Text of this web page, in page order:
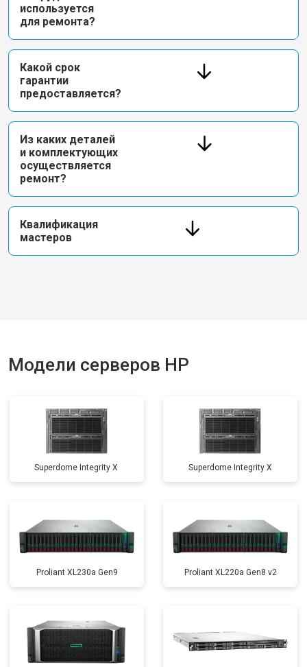
используется
для ремонта?
Какой срок
гарантии
предоставляется?
Из каких деталей
и комплектующих
осуществляется
ремонт?
Квалификация
мастеров
Модели серверов HP
Superdome Integrity Х Superdome Integrity Х
Proliant XL230a Gen9 Proliant XL220a Gen8 v2